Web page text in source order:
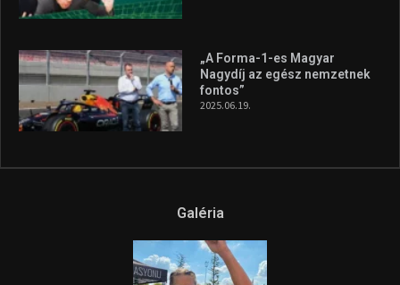
„A Forma-1-es Magyar
Nagydíj az egész nemzetnek
fontos”
2025.06.19.
Galéria